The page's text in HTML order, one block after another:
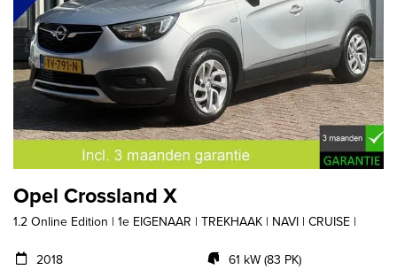
Opel Crossland X
1.2 Online Edition | 1e EIGENAAR | TREKHAAK | NAVI | CRUISE |
2018
61 kW (83 PK)